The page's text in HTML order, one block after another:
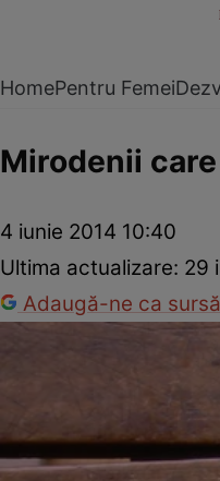
HomePentru Femei
Mirodenii
4 iunie 2014 10:40
Ultima actualizare: 29
Adaugă-ne ca